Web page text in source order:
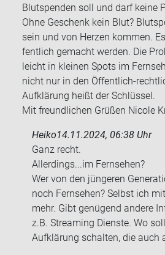
Blut­spen­den soll und darf keine
Ohne Ge­schenk kein Blut?
sein und von Her­zen kom­men.
fent­lich ge­macht wer­den. Die
leicht in klei­nen Spots im
nicht nur in den Öffentlich-​
Auf­klä­rung heißt der Schlüs­sel.
Mit freund­li­chen Grü­ßen Ni­co­le
Heiko14.11.2024, 06:38 Uhr
Ganz recht.
Al­ler­dings...im Fern­se­hen?
Wer von den jün­ge­ren
noch Fern­se­hen? Selbst ich
mehr. Gibt ge­nü­gend an­de­re
z.B. Strea­ming Diens­te. Wo
Auf­klä­rung schal­ten, die auch